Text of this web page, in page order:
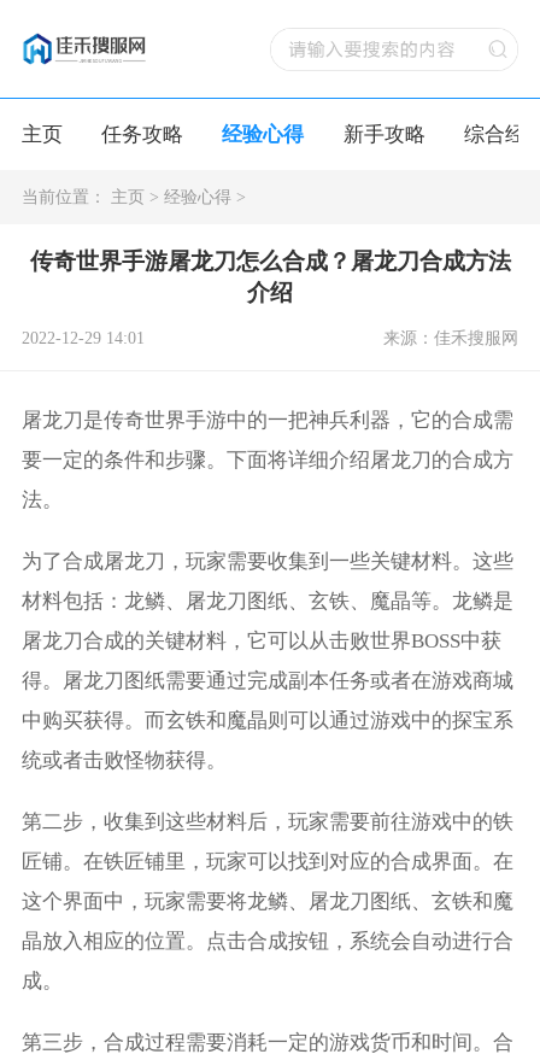
主页 任务攻略 经验心得 新手攻略 综合经
当前位置： 主页> 经验心得>
传奇世界手游屠龙刀怎么合成？屠龙刀合成方法
介绍
2022-12-29 14:01 来源：佳禾搜服网
屠龙刀是传奇世界手游中的一把神兵利器，它的合成需
要一定的条件和步骤。下面将详细介绍屠龙刀的合成方
法。
为了合成屠龙刀，玩家需要收集到一些关键材料。这些
材料包括：龙鳞、屠龙刀图纸、玄铁、魔晶等。龙鳞是
屠龙刀合成的关键材料，它可以从击败世界BOSS中获
得。屠龙刀图纸需要通过完成副本任务或者在游戏商城
中购买获得。而玄铁和魔晶则可以通过游戏中的探宝系
统或者击败怪物获得。
第二步，收集到这些材料后，玩家需要前往游戏中的铁
匠铺。在铁匠铺里，玩家可以找到对应的合成界面。在
这个界面中，玩家需要将龙鳞、屠龙刀图纸、玄铁和魔
晶放入相应的位置。点击合成按钮，系统会自动进行合
成。
第三步，合成过程需要消耗一定的游戏货币和时间。合